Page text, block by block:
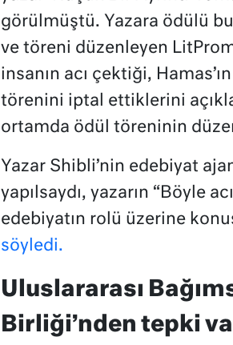
görülmüştü. Yazara ödülü
ve töreni düzenleyen
insanın acı çektiği,
törenini iptal ettiklerini
ortamda ödül töreninin
Yazar Shibli’nin edebiyat
yapılsaydı, yazarın “Böyle
edebiyatın rolü üzerine
söyledi.
Uluslararası
Birliği’nden tepki